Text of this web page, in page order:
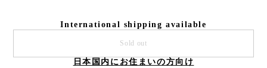
International shipping available
Sold out
日本国内にお住まいの方向け